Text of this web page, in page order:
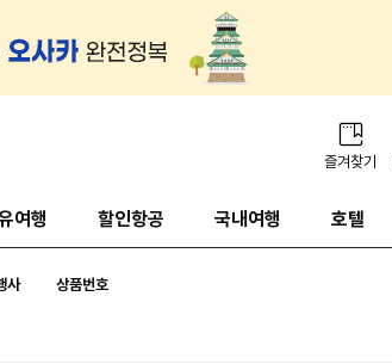
즐겨찾기
여행 할인항공 국내여행 호텔
사 상품번호